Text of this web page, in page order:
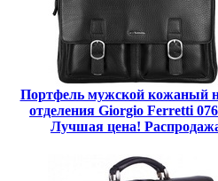
Портфель мужской кожаный
отделения Giorgio Ferretti
Лучшая цена!